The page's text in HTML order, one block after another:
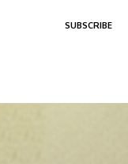
SUBSCRIBE